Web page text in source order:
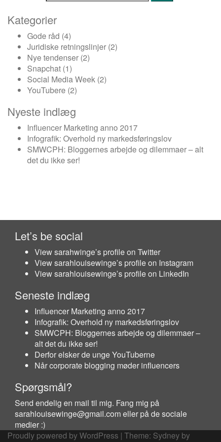
Kategorier
Gode råd (4)
Juridiske retningslinjer (2)
Nye tendenser (2)
Snapchat (1)
Social Media Week (2)
YouTubere (2)
Nyeste indlæg
Influencer Marketing anno 2017
Infografik: Overhold ny markedsføringslov
SMWCPH: Bloggernes arbejde og dilemmaer – alt
det du ikke ser!
Let’s be social
View sarahwinge’s profile on Twitter
View sarahlouisewinge’s profile on Instagram
View sarahlouisewinge’s profile on LinkedIn
Seneste indlæg
Influencer Marketing anno 2017
Infografik: Overhold ny markedsføringslov
SMWCPH: Bloggernes arbejde og dilemmaer –
alt det du ikke ser!
Derfor elsker de unge YouTuberne
Når corporate blogging møder influencers
Spørgsmål?
Send endelig en mail til mig. Fang mig på
sarahlouisewinge@gmail.com eller på de sociale
medier :)
Proudly powered by WordPress | Theme: Sydney by